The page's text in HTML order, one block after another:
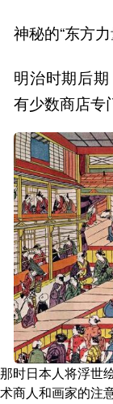
神秘的“东方
明治时期后
有少数商店专
那时日本人将浮世
术商人和画家的注意